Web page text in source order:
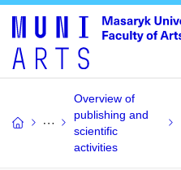
Overview of
publishing and
scientific
activities